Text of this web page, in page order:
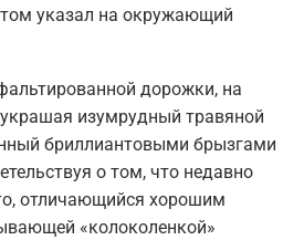
указал на окружающий
дорожки, на
изумрудный травяной
бриллиантовыми брызгами
о том, что недавно
отличающийся хорошим
«колоколенкой»